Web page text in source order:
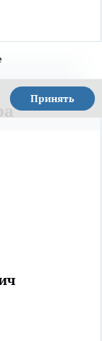
Принять